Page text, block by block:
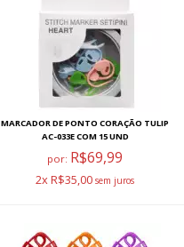
MARCADOR DE PONTO CORAÇÃO TULIP
AC-033E COM 15 UND
por: R$69,99
2x R$35,00